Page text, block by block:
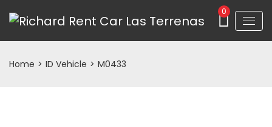
0
Home > ID Vehicle > M0433